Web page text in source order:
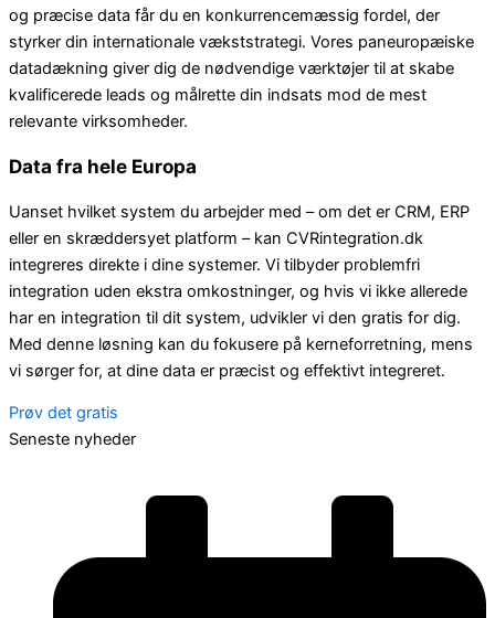
og præcise data får du en konkurrencemæssig fordel, der
styrker din internationale vækststrategi. Vores paneuropæiske
datadækning giver dig de nødvendige værktøjer til at skabe
kvalificerede leads og målrette din indsats mod de mest
relevante virksomheder.
Data fra hele Europa
Uanset hvilket system du arbejder med – om det er CRM, ERP
eller en skræddersyet platform – kan CVRintegration.dk
integreres direkte i dine systemer. Vi tilbyder problemfri
integration uden ekstra omkostninger, og hvis vi ikke allerede
har en integration til dit system, udvikler vi den gratis for dig.
Med denne løsning kan du fokusere på kerneforretning, mens
vi sørger for, at dine data er præcist og effektivt integreret.
Prøv det gratis
Seneste nyheder